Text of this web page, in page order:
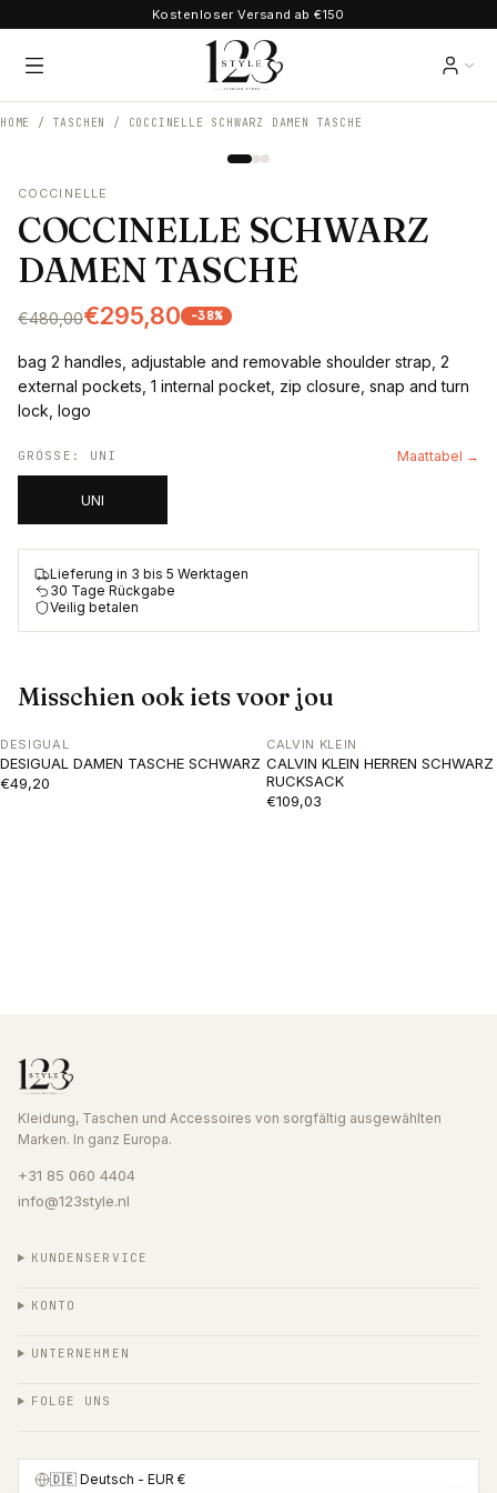
Kostenloser Versand ab €150
HOME / TASCHEN / COCCINELLE SCHWARZ DAMEN TASCHE
COCCINELLE
COCCINELLE SCHWARZ
DAMEN TASCHE
€480,00€295,80 -38%
bag 2 handles, adjustable and removable shoulder strap, 2
external pockets, 1 internal pocket, zip closure, snap and turn
lock, logo
GRÖSSE : UNI Maattabel →
UNI
Lieferung in 3 bis 5 Werktagen
30 Tage Rückgabe
Veilig betalen
Misschien ook iets voor jou
DESIGUAL
DESIGUAL DAMEN TASCHE SCHWARZ
€49,20
CALVIN KLEIN
CALVIN KLEIN HERREN SCHWARZ
RUCKSACK
€109,03
Kleidung, Taschen und Accessoires von sorgfältig ausgewählten
Marken. In ganz Europa.
+31 85 060 4404
info@123style.nl
KUNDENSERVICE
KONTO
UNTERNEHMEN
FOLGE UNS
🇩🇪 Deutsch - EUR €